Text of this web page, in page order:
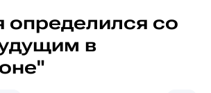
определился со
в